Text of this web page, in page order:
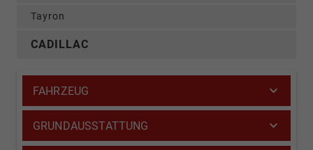
Tayron
CADILLAC
FAHRZEUG
GRUNDAUSSTATTUNG